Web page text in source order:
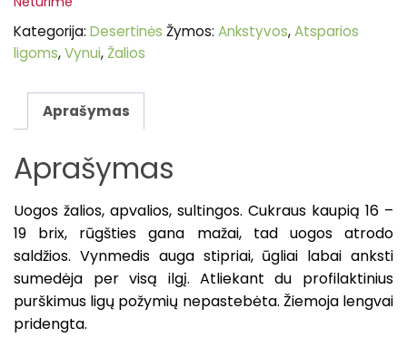
Kategorija:Desertinės Žymos:Ankstyvos,Atsparios
ligoms,Vynui,Žalios
Aprašymas
Aprašymas
Uogos žalios, apvalios, sultingos. Cukraus kaupią 16 –
19 brix, rūgšties gana mažai, tad uogos atrodo
saldžios. Vynmedis auga stipriai, ūgliai labai anksti
sumedėja per visą ilgį. Atliekant du profilaktinius
purškimus ligų požymių nepastebėta. Žiemoja lengvai
pridengta.